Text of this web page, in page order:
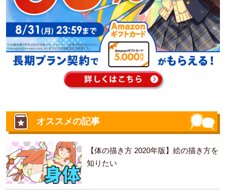
オススメの記事
【体の描き方 2020年版】絵の描き方を
知りたい